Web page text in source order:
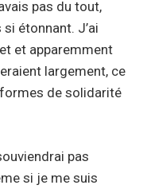
pas du tout,
étonnant. J’ai
et apparemment
largement, ce
de solidarité
pas
si je me suis